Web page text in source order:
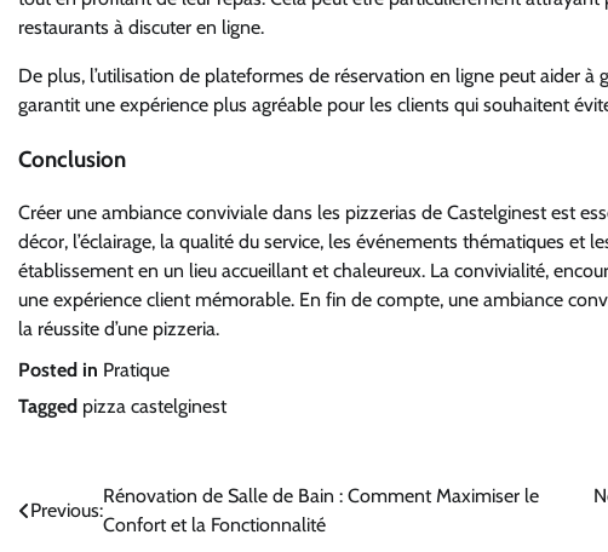
restaurants à discuter en ligne.
De plus, l’utilisation de plateformes de réservation en ligne peut aider à
garantit une expérience plus agréable pour les clients qui souhaitent
Conclusion
Créer une ambiance conviviale dans les pizzerias de Castelginest est
décor, l’éclairage, la qualité du service, les événements thématiques et
établissement en un lieu accueillant et chaleureux. La convivialité,
une expérience client mémorable. En fin de compte, une ambiance
la réussite d’une pizzeria.
Posted in Pratique
Tagged pizza castelginest
Navigation
Previous:
Rénovation de Salle de Bain : Comment Maximiser le
Confort et la Fonctionnalité